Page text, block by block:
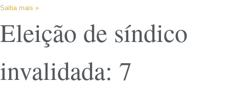
Saiba mais »
Eleição de síndico
invalidada: 7